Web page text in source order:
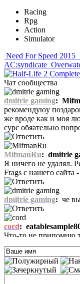
Racing
Rpg
Action
Simulator
Need For Speed 2015
AC:syndicate
Чат сообщества
dmitrie gaming:
рекомендуюу
же вроде как и моя
сурс обяательно
MifmanRu: dmitrie
Я ничего не удалял.
Frags с нашего
dmitrie gaming: че
cord:
Что-то не припомню
тоже. Есть только
Hilary Duff and Her
На сайте нет онлайн
актриса